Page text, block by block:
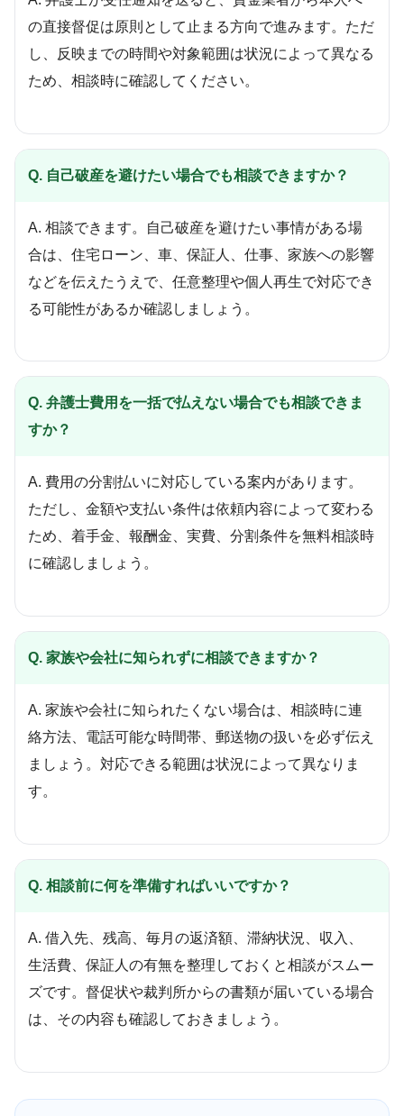
の直接督促は原則として止まる方向で進みます。ただ
し、反映までの時間や対象範囲は状況によって異なる
ため、相談時に確認してください。
Q. 自己破産を避けたい場合でも相談できますか？
A. 相談できます。自己破産を避けたい事情がある場
合は、住宅ローン、車、保証人、仕事、家族への影響
などを伝えたうえで、任意整理や個人再生で対応でき
る可能性があるか確認しましょう。
Q. 弁護士費用を一括で払えない場合でも相談できま
すか？
A. 費用の分割払いに対応している案内があります。
ただし、金額や支払い条件は依頼内容によって変わる
ため、着手金、報酬金、実費、分割条件を無料相談時
に確認しましょう。
Q. 家族や会社に知られずに相談できますか？
A. 家族や会社に知られたくない場合は、相談時に連
絡方法、電話可能な時間帯、郵送物の扱いを必ず伝え
ましょう。対応できる範囲は状況によって異なりま
す。
Q. 相談前に何を準備すればいいですか？
A. 借入先、残高、毎月の返済額、滞納状況、収入、
生活費、保証人の有無を整理しておくと相談がスムー
ズです。督促状や裁判所からの書類が届いている場合
は、その内容も確認しておきましょう。